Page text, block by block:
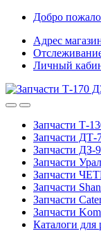
Skip
navigation
Skip
content
Добро
Адрес
Личный
Запчасти Т-
Запчасти ДТ-
Запчасти ДЗ-
Запчасти Урал
Запчасти
Запчасти
Запчасти
Запчасти
Каталоги для